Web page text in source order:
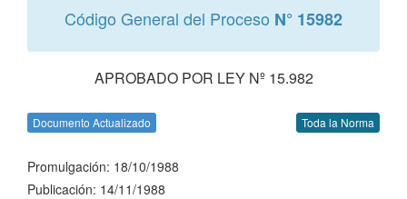
Código General del Proceso N° 15982
APROBADO POR LEY Nº 15.982
Documento Actualizado Toda la Norma
Promulgación: 18/10/1988
Publicación: 14/11/1988